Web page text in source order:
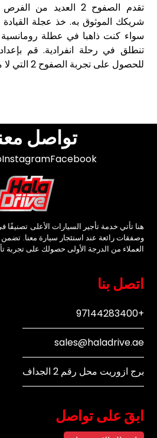
تقدم الصفوح 2 العديد
شريكك الموثوق به. خذ عجلة القيادة
سواء كنت ذاهبا في عطلة رومانسية
تنطلق في رحلة انفرادية. قم
للحصول على تجربة الصفوح 2 التي لا مثيل لها.
تواصل
Facebook
Instagram
هنا تأتي خدمة تأجير السيارات الأعلى
وصفقات رائعة عند استئجار سيارة معنا. تضمن
العملاء من الدرجة الأولى حصولك على تجربة
اتصل بنا
+97144283400
sales@haladrive.ae
برج ازوريت محل رقم 2 الجداف
ابقَ على تواصل